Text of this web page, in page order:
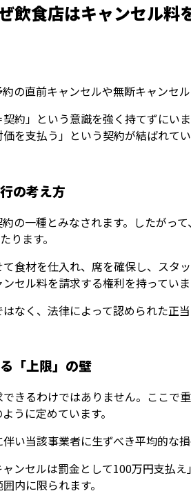
ぜ飲食店はキャンセル
の直前キャンセルや無断キャンセ
約」という意識を強く持てずにい
を支払う」という契約が結ばれて
の考え方
の一種とみなされます。したがっ
ります。
食材を仕入れ、席を確保し、スタ
ンセル料を請求する権利を持ってい
なく、法律によって認められた正
「上限」の壁
きるわけではありません。ここで
うに定めています。
い当該事業者に生ずべき平均的な
ンセルは罰金として100万円支払
内に限られます。